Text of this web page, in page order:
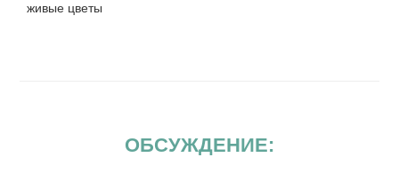
живые цветы
ОБСУЖДЕНИЕ: